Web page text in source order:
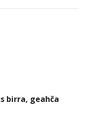
birra, geahča